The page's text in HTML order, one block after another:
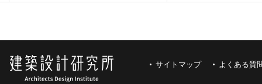
サイトマップ よくある質